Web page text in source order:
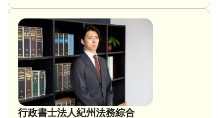
行政書士法人紀州法務綜合